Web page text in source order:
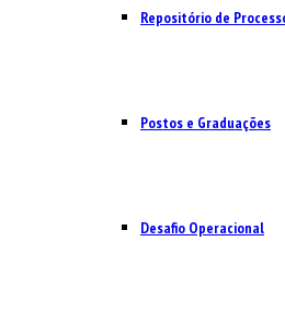
Repositório de
Postos e Graduações
Desafio Operacional